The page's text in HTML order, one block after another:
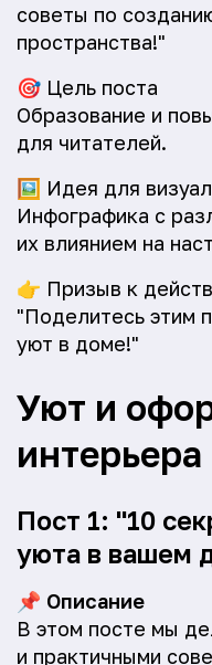
советы по
пространства!"
🎯 Цель поста
Образование и
для читателей.
🖼️ Идея для
Инфографика с
их влиянием на
👉 Призыв к
"Поделитесь этим
уют в доме!"
Уют и
интерьера
Пост 1: "10
уюта в вашем
📌 Описание
В этом посте мы
и практичными